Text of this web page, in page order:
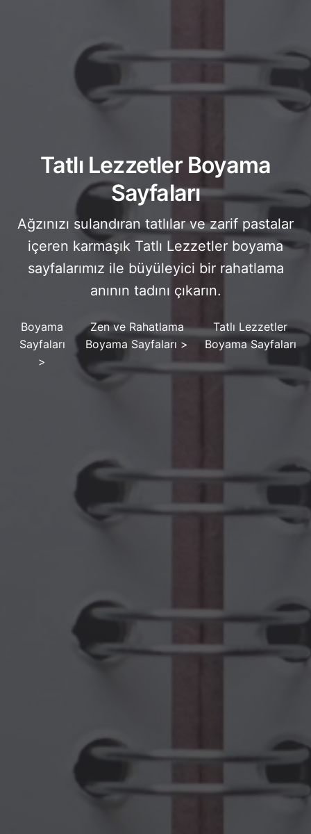
Tatlı Lezzetler Boyama
Sayfaları
Ağzınızı sulandıran tatlılar ve zarif pastalar
içeren karmaşık Tatlı Lezzetler boyama
sayfalarımız ile büyüleyici bir rahatlama
anının tadını çıkarın.
Boyama
Sayfaları
>
Zen ve Rahatlama
Boyama Sayfaları >
Tatlı Lezzetler
Boyama Sayfaları